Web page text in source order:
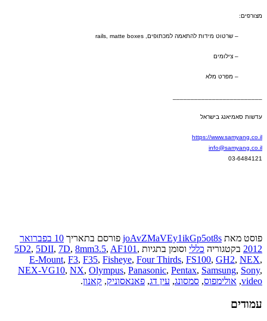
מצורפים:
– שרטוט מידות להתאמה למכתופים, rails, matte boxes
– צילומים
– מפרט מלא
עדשות סאמיאנג בישראל
https://www.samyang.co.il
info@samyang.co.il
03-6484121
פוסט מאת joAvZMaVEy1ikGp5ot8s פורסם בתאריך
10 בפברואר
2012 בקטגוריה כללי וסומן בתגיות 5D2, 5DII, 7D, 8mm3.5, AF101 ,
E-Mount, F3, F35, Fisheye, Four Thirds, FS100, GH2, NEX,
NEX-VG10, NX, Olympus, Panasonic, Pentax, Samsung, Sony,
video
, אולימפוס, סמסונג, עין דג, פאנאסוניק, קאנון.
עמודים